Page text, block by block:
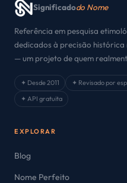
Significadodo Nome
Referência em pesquisa
dedicados à precisão histórica
— um projeto de quem
✦ Desde 2011 ✦ Revisado por
✦ API gratuita
EXPLORAR
Blog
Nome Perfeito